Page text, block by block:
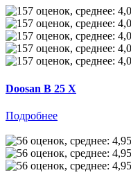
Doosan B 25 X
Подробнее